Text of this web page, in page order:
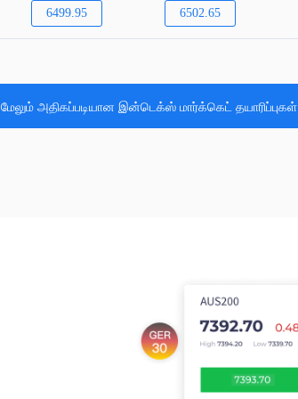
6499.95 6502.65
மேலும் அதிகப்படியான இன்டெக்ஸ் மார்க்கெட் தயாரிப்புகள்